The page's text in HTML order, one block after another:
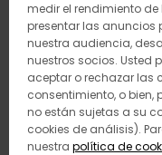
medir el rendimiento
presentar las anuncios
nuestra audiencia,
nuestros socios. Usted
aceptar o rechazar las
consentimiento, o
no están sujetas a su
cookies de análisis).
nuestra política de